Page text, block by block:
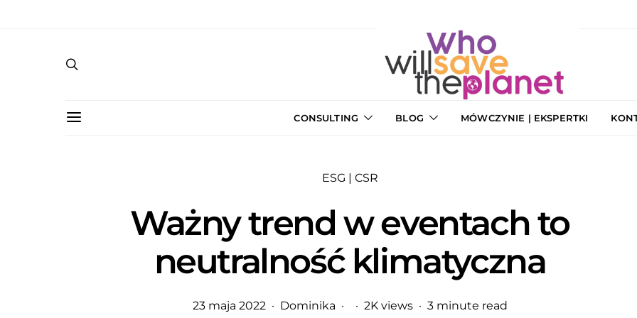
CONSULTING BLOG MÓWCZYNIE | EKSPERTKI
ESG | CSR
Ważny trend w eventach to
neutralność klimatyczna
23 maja 2022 Dominika 2K views 3 minute read